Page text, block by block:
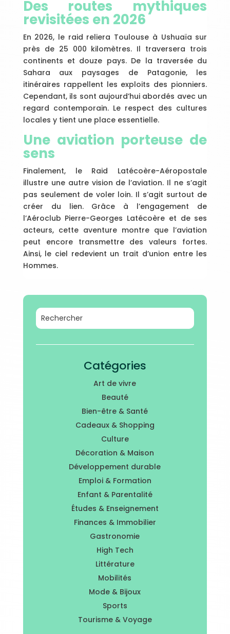
Des routes mythiques
revisitées en 2026
En 2026, le raid reliera Toulouse à Ushuaïa sur
près de 25 000 kilomètres. Il traversera trois
continents et douze pays. De la traversée du
Sahara aux paysages de Patagonie, les
itinéraires rappellent les exploits des pionniers.
Cependant, ils sont aujourd’hui abordés avec un
regard contemporain. Le respect des cultures
locales y tient une place essentielle.
Une aviation porteuse de
sens
Finalement, le Raid Latécoère-Aéropostale
illustre une autre vision de l’aviation. Il ne s’agit
pas seulement de voler loin. Il s’agit surtout de
créer du lien. Grâce à l’engagement de
l’Aéroclub Pierre-Georges Latécoère et de ses
acteurs, cette aventure montre que l’aviation
peut encore transmettre des valeurs fortes.
Ainsi, le ciel redevient un trait d’union entre les
Hommes.
Catégories
Art de vivre
Beauté
Bien-être & Santé
Cadeaux & Shopping
Culture
Décoration & Maison
Développement durable
Emploi & Formation
Enfant & Parentalité
Études & Enseignement
Finances & Immobilier
Gastronomie
High Tech
Littérature
Mobilités
Mode & Bijoux
Sports
Tourisme & Voyage